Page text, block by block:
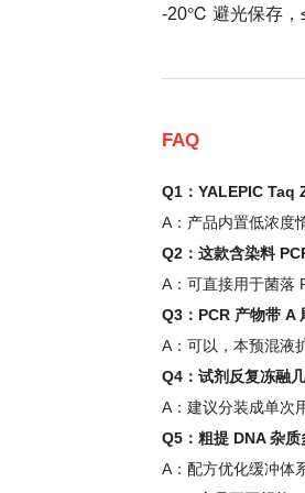
-20℃ 避光保存，
FAQ
Q1：YALEPIC Taq
A：产品内置低浓度
Q2：这款含染料
A：可直接用于菌落
Q3：PCR 产物带 A
A：可以，本预混液
Q4：试剂反复冻融
A：建议分装成单次
Q5：粗提 DNA 杂
A：配方优化缓冲体